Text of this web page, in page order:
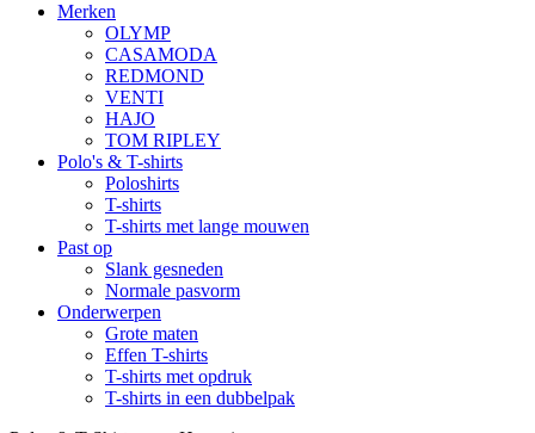
Merken
OLYMP
CASAMODA
REDMOND
VENTI
HAJO
TOM RIPLEY
Polo's & T-shirts
Poloshirts
T-shirts
T-shirts met lange mouwen
Past op
Slank gesneden
Normale pasvorm
Onderwerpen
Grote maten
Effen T-shirts
T-shirts met opdruk
T-shirts in een dubbelpak